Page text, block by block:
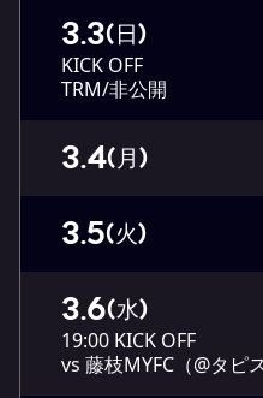
3.3(日)
KICK OFF
TRM/非公開
3.4(月)
3.5(火)
3.6(水)
19:00 KICK OFF
vs 藤枝MYFC（@タピ